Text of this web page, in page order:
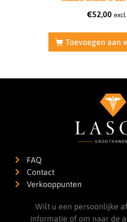
€52,00
Toevoegen aan
FAQ
Contact
Verkooppunten
Wilt u een persoonlijke
informatie of om naar de